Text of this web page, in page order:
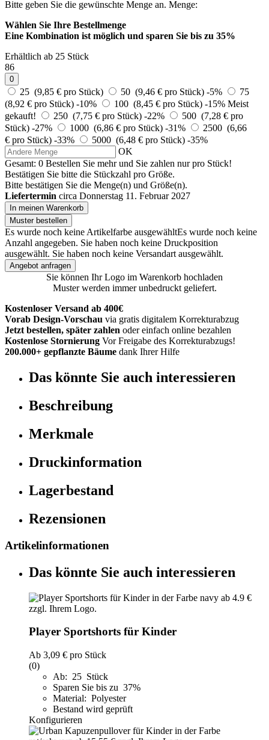
Bitte geben Sie die gewünschte Menge an. Menge:
Wählen Sie Ihre Bestellmenge
Eine Kombination ist möglich und sparen Sie bis zu 35%
Erhältlich ab 25 Stück
86
0
25 (9,85 € pro Stück) 50 (9,46 € pro Stück) -5%
75
(8,92 € pro Stück) -10% 100 (8,45 € pro Stück) -15% Meist
gekauft!
250 (7,75 € pro Stück) -22%
500 (7,28 € pro
Stück) -27% 1000 (6,86 € pro Stück) -31%
2500 (6,66
€ pro Stück) -33% 5000 (6,48 € pro Stück) -35%
OK
Gesamt: 0 Bestellen Sie mehr und Sie zahlen nurpro Stück!
Bestätigen Sie bitte die Stückzahl pro Größe.
Bitte bestätigen Sie die Menge(n) und Größe(n).
Liefertermin circa Donnerstag 11. Februar 2027
In meinen Warenkorb
Muster bestellen
Es wurde noch keine Artikelfarbe ausgewähltEs wurde noch keine
Anzahl angegeben. Sie haben noch keine Druckposition
ausgewählt. Sie haben noch keine Versandart ausgewählt.
Angebot anfragen
Sie können Ihr Logo im Warenkorb hochladen
Muster werden immer unbedruckt geliefert.
Kostenloser Versand ab 400€
Vorab Design-Vorschau via gratis digitalem Korrekturabzug
Jetzt bestellen, später zahlen oder einfach online bezahlen
Kostenlose Stornierung Vor Freigabe des Korrekturabzugs!
200.000+ gepflanzte Bäume dank Ihrer Hilfe
Das könnte Sie auch interessieren
Beschreibung
Merkmale
Druckinformation
Lagerbestand
Rezensionen
Artikelinformationen
Das könnte Sie auch interessieren
Player Sportshorts für Kinder
Ab 3,09 € pro Stück
(0)
Ab: 25 Stück
Sparen Sie bis zu 37%
Material: Polyester
Bestand wird geprüft
Konfigurieren